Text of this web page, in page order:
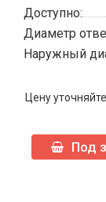
Доступно:
Диаметр
Наружный
Цену уточняйте
Под